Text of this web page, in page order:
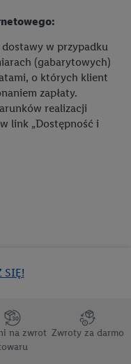
dostawy w przypadku
(gabarytowych)
o których klient
zapłaty.
realizacji
link „Dostępność i
SIĘ!
na zwrot Zwroty za darmo